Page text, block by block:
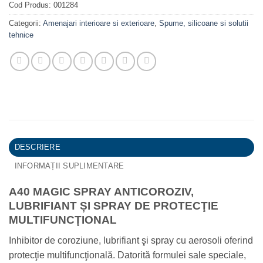
Cod Produs: 001284
Categorii: Amenajari interioare si exterioare, Spume, silicoane si solutii
tehnice
DESCRIERE
INFORMAȚII SUPLIMENTARE
A40 MAGIC SPRAY ANTICOROZIV,
LUBRIFIANT ȘI SPRAY DE PROTECŢIE
MULTIFUNCŢIONAL
Inhibitor de coroziune, lubrifiant şi spray cu aerosoli oferind
protecţie multifuncţională. Datorită formulei sale speciale,